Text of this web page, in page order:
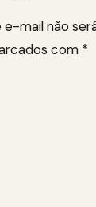
mail não
com *